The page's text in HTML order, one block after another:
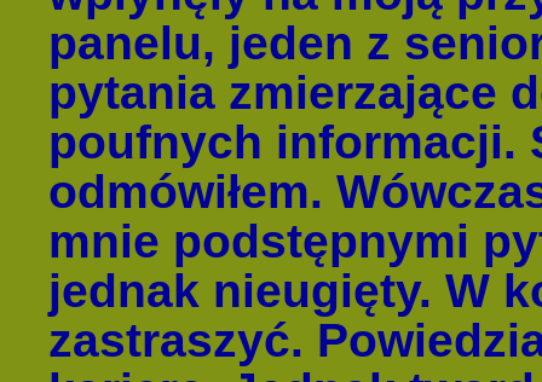
panelu, jeden z
pytania zmierzające
poufnych informacji.
odmówiłem.
mnie podstępnymi
jednak nieugięty. W
zastraszyć.